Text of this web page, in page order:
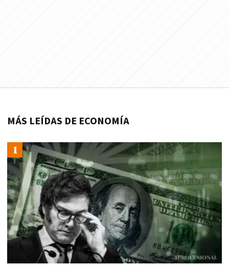
MÁS LEÍDAS DE ECONOMÍA